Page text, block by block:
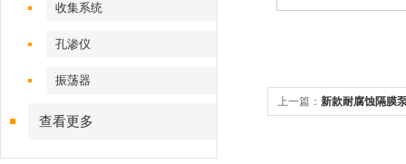
收集系统
孔渗仪
振荡器
查看更多
上一篇： 新款耐腐蚀隔膜